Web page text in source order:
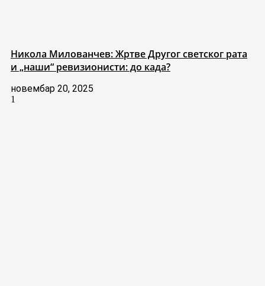
Никола Милованчев: Жртве Другог светског рата
и „наши“ ревизионисти: до када?
новембар 20, 2025